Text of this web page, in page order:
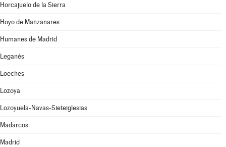
Horcajuelo de la Sierra
Hoyo de Manzanares
Humanes de Madrid
Leganés
Loeches
Lozoya
Lozoyuela-Navas-Sieteiglesias
Madarcos
Madrid